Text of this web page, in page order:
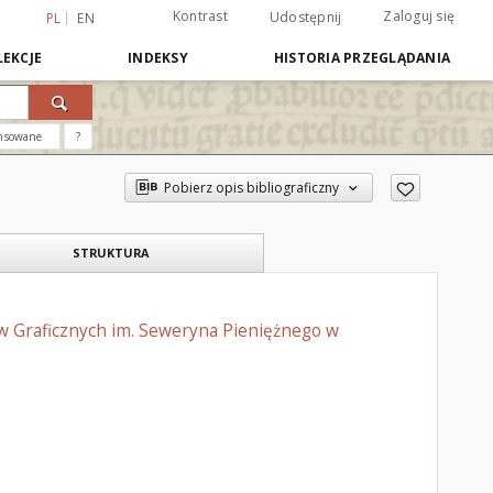
PL EN Kontrast Udostępnij Zaloguj się
INDEKSY HISTORIA PRZEGLĄDANIA
?
Pobierz opis bibliograficzny
STRUKTURA
Graficznych im. Seweryna Pieniężnego w